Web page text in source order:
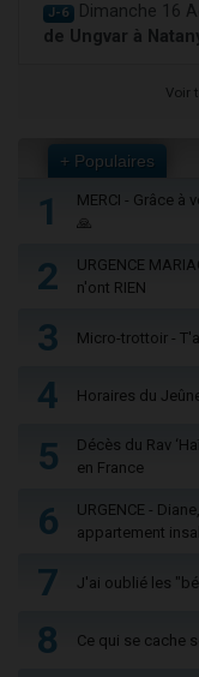
J-6 Dimanche 16
de Ungvar à
Voir
+ Populaires
1
MERCI - Grâce à
🙏
2
URGENCE
n'ont RIEN
3 Micro-trottoir -
4 Horaires du
5
Décès du Rav
en France
6
URGENCE -
appartement
7 J'ai oublié les
8 Ce qui se cache